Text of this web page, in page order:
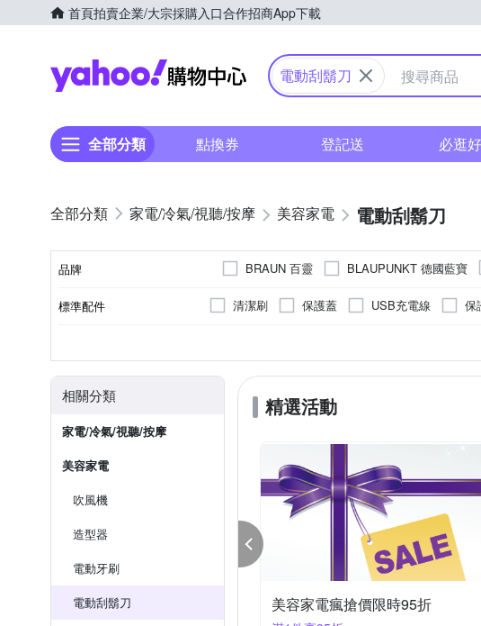
首頁拍賣企業/大宗採購入口合作招商App下載
Yahoo購物中心
電動刮鬍刀
全部分類 點換券 登記送 必逛
家電/冷氣/視聽/按摩 美容家電 電動刮鬍刀
品牌 BRAUN 百靈 BLAUPUNKT 德國藍寶
SKYWORTH 創維
URBANER 奧本
標準配件 清潔刷 保護蓋 USB充電線 保
相關分類
家電/冷氣/視聽/按摩
美容家電
吹風機
造型器
電動牙刷
電動刮鬍刀
精選活動
美容家電瘋搶價限時85折